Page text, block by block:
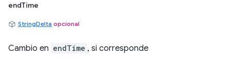
endTime
StringDelta opcional
Cambio en endTime , si corresponde